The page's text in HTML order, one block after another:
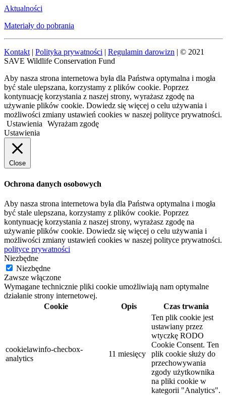
Aktualności
Materiały do pobrania
Kontakt | Polityka prywatności | Regulamin darowizn | © 2021
SAVE Wildlife Conservation Fund
Aby nasza strona internetowa była dla Państwa optymalna i mogła
być stale ulepszana, korzystamy z plików cookie. Poprzez
kontynuację korzystania z naszej strony, wyrażasz zgodę na
używanie plików cookie. Dowiedz się więcej o celu używania i
możliwości zmiany ustawień cookies w naszej polityce prywatności.
Ustawienia
Wyrażam zgodę
Ustawienia
Close
Ochrona danych osobowych
Aby nasza strona internetowa była dla Państwa optymalna i mogła
być stale ulepszana, korzystamy z plików cookie. Poprzez
kontynuację korzystania z naszej strony, wyrażasz zgodę na
używanie plików cookie. Dowiedz się więcej o celu używania i
możliwości zmiany ustawień cookies w naszej polityce prywatności.
polityce prywatności
Niezbędne
Niezbędne
Zawsze włączone
Wymagane technicznie pliki cookie umożliwiają nam optymalne
działanie strony internetowej.
Cookie
Opis Czas trwania
cookielawinfo-checbox-
analytics
11 miesięcy
Ten plik cookie jest
ustawiany przez
wtyczkę RODO
Cookie Consent. Ten
plik cookie służy do
przechowywania
zgody użytkownika
na pliki cookie w
kategorii "Analytics".